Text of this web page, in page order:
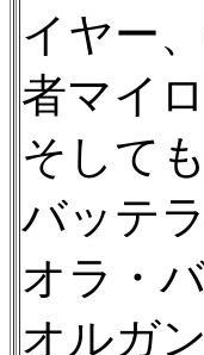
イヤー
者マイ
そして
バッテ
オラ・
オルガ